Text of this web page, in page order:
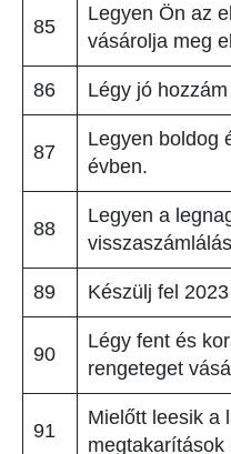
85
Legyen Ön az
vásárolja meg
86 Légy jó
87
Legyen boldog
évben.
88
Legyen a
89 Készülj fel
90
Légy fent és
rengeteget
91
Mielőtt leesik a